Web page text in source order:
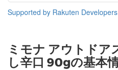
Supported by Rakuten Developers
ミモナ アウトドア
し辛口 90gの基本